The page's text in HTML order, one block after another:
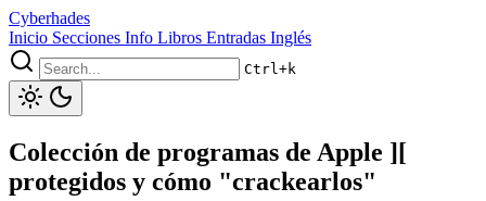
Cyberhades
Inicio Secciones Info Libros Entradas Inglés
Ctrl+k
Colección de programas de Apple ][
protegidos y cómo "crackearlos"